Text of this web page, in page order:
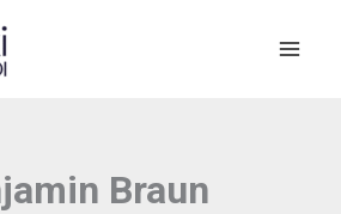
Braun